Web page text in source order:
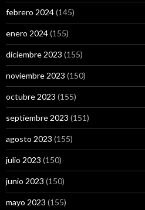
febrero 2024(145)
enero 2024(155)
diciembre 2023 (155)
noviembre 2023 (150)
octubre 2023 (155)
septiembre 2023 (151)
agosto 2023 (155)
julio 2023 (150)
junio 2023 (150)
mayo 2023 (155)